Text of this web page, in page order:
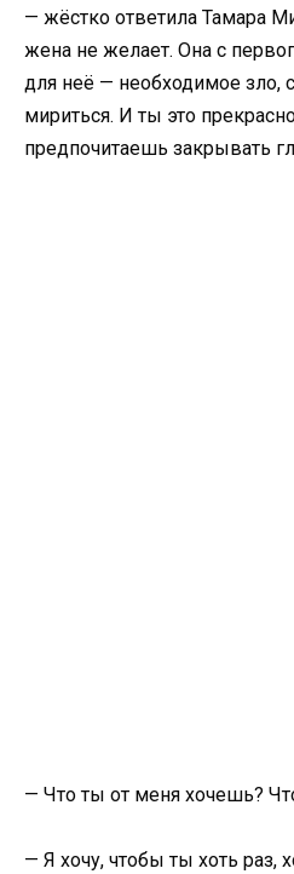
— жёстко ответила Тамара
жена не желает. Она с
для неё — необходимое зло,
мириться. И ты это
предпочитаешь закрывать
— Что ты от меня хочешь?
— Я хочу, чтобы ты хоть раз,